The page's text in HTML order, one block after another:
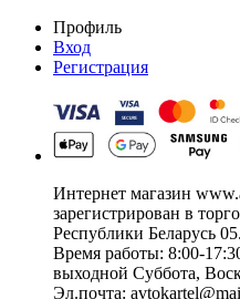
Профиль
Вход
Регистрация
Интернет магазин
зарегистрирован в
Республики Беларусь
Время работы: 8:00-
выходной Суббота,
Эл.почта: